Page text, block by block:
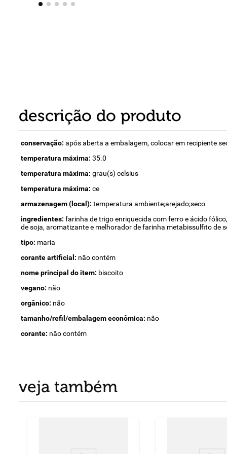
descrição do produto
conservação: após aberta a embalagem, colocar em recipiente
temperatura máxima: 35.0
temperatura máxima: grau(s) celsius
temperatura máxima: ce
armazenagem (local): temperatura ambiente;arejado;seco
ingredientes: farinha de trigo enriquecida com ferro e ácido
de soja, aromatizante e melhorador de farinha metabissulfito de
tipo: maria
corante artificial: não contém
nome principal do item: biscoito
vegano: não
orgânico: não
tamanho/refil/embalagem econômica: não
corante: não contém
veja também